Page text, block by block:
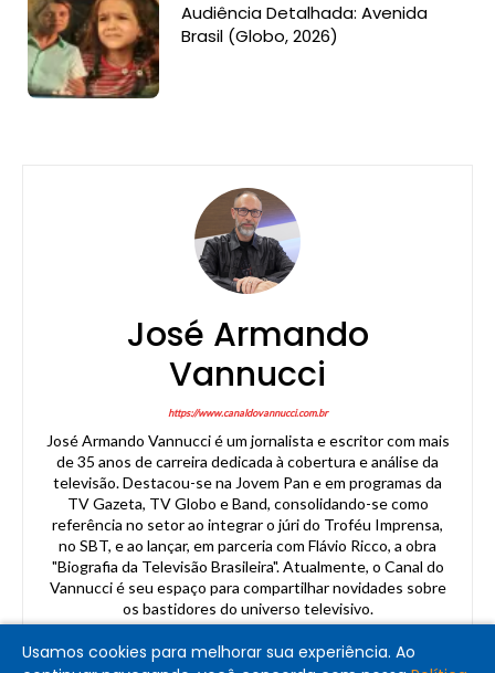
Audiência Detalhada: Avenida
Brasil (Globo, 2026)
José Armando
Vannucci
https://www.canaldovannucci.com.br
José Armando Vannucci é um jornalista e escritor com mais
de 35 anos de carreira dedicada à cobertura e análise da
televisão. Destacou-se na Jovem Pan e em programas da
TV Gazeta, TV Globo e Band, consolidando-se como
referência no setor ao integrar o júri do Troféu Imprensa,
no SBT, e ao lançar, em parceria com Flávio Ricco, a obra
"Biografia da Televisão Brasileira". Atualmente, o Canal do
Vannucci é seu espaço para compartilhar novidades sobre
os bastidores do universo televisivo.
Usamos cookies para melhorar sua experiência. Ao